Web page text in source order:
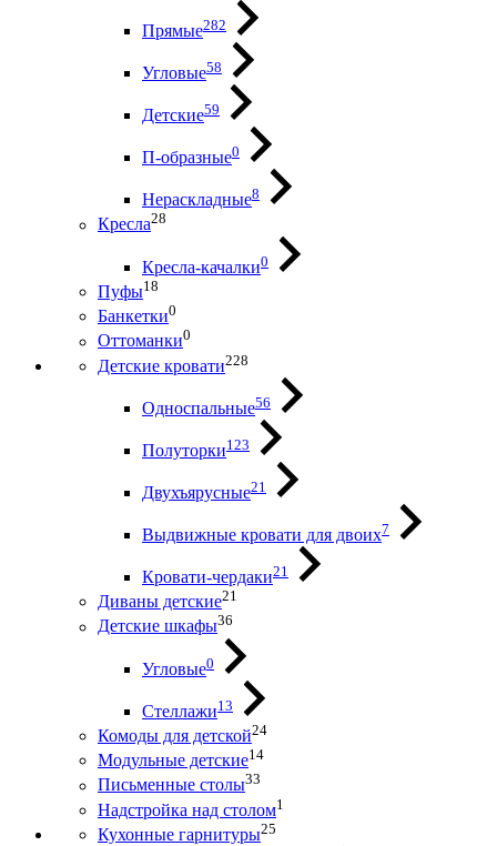
Прямые282
Угловые58
Детские59
П-образные0
Нераскладные8
Кресла28
Кресла-качалки0
Пуфы18
Банкетки0
Оттоманки0
Детские кровати228
Односпальные56
Полуторки123
Двухъярусные21
Выдвижные кровати для двоих7
Кровати-чердаки21
Диваны детские21
Детские шкафы36
Угловые0
Стеллажи13
Комоды для детской24
Модульные детские14
Письменные столы33
Надстройка над столом1
Кухонные гарнитуры25